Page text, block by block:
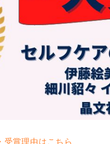
受賞理由はこちら